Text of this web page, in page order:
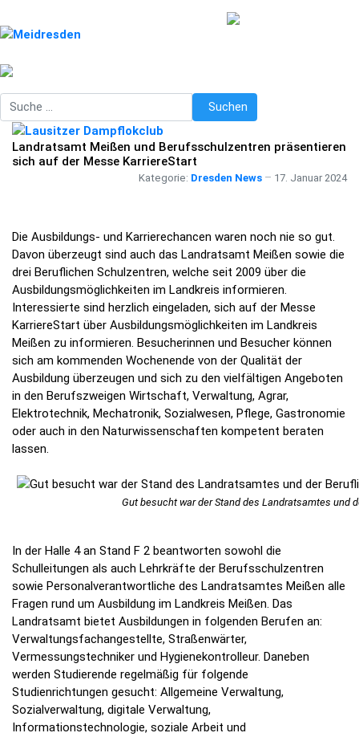
Suchen Suchen
Landratsamt Meißen und Berufsschulzentren präsentieren
sich auf der Messe KarriereStart
Kategorie: Dresden News 17. Januar 2024
Die Ausbildungs- und Karrierechancen waren noch nie so gut.
Davon überzeugt sind auch das Landratsamt Meißen sowie die
drei Beruflichen Schulzentren, welche seit 2009 über die
Ausbildungsmöglichkeiten im Landkreis informieren.
Interessierte sind herzlich eingeladen, sich auf der Messe
KarriereStart über Ausbildungsmöglichkeiten im Landkreis
Meißen zu informieren. Besucherinnen und Besucher können
sich am kommenden Wochenende von der Qualität der
Ausbildung überzeugen und sich zu den vielfältigen Angeboten
in den Berufszweigen Wirtschaft, Verwaltung, Agrar,
Elektrotechnik, Mechatronik, Sozialwesen, Pflege, Gastronomie
oder auch in den Naturwissenschaften kompetent beraten
lassen.
Gut besucht war der Stand des Landratsamtes und
In der Halle 4 an Stand F 2 beantworten sowohl die
Schulleitungen als auch Lehrkräfte der Berufsschulzentren
sowie Personalverantwortliche des Landratsamtes Meißen alle
Fragen rund um Ausbildung im Landkreis Meißen. Das
Landratsamt bietet Ausbildungen in folgenden Berufen an:
Verwaltungsfachangestellte, Straßenwärter,
Vermessungstechniker und Hygienekontrolleur. Daneben
werden Studierende regelmäßig für folgende
Studienrichtungen gesucht: Allgemeine Verwaltung,
Sozialverwaltung, digitale Verwaltung,
Informationstechnologie, soziale Arbeit und